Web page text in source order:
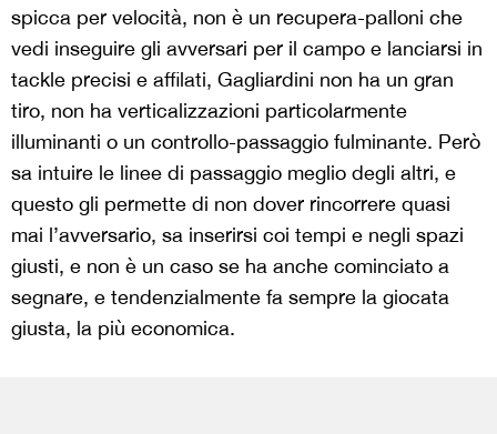
spicca per velocità, non è un recupera-palloni che
vedi inseguire gli avversari per il campo e lanciarsi in
tackle precisi e affilati, Gagliardini non ha un gran
tiro, non ha verticalizzazioni particolarmente
illuminanti o un controllo-passaggio fulminante. Però
sa intuire le linee di passaggio meglio degli altri, e
questo gli permette di non dover rincorrere quasi
mai l’avversario, sa inserirsi coi tempi e negli spazi
giusti, e non è un caso se ha anche cominciato a
segnare, e tendenzialmente fa sempre la giocata
giusta, la più economica.